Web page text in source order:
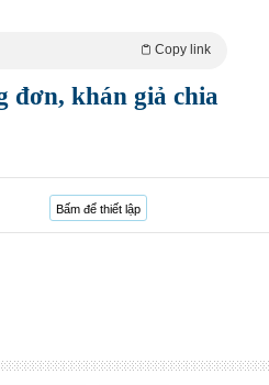
Copy link
đơn, khán giả chia
Bấm để thiết lập